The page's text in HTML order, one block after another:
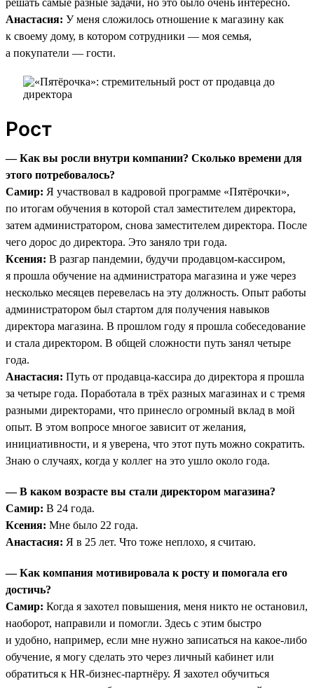
Анастасия: У меня сложилось отношение к магазину как
к своему дому, в котором сотрудники — моя семья,
а покупатели — гости.
Рост
— Как вы росли внутри компании? Сколько времени для
этого потребовалось?
Самир: Я участвовал в кадровой программе «Пятёрочки»,
по итогам обучения в которой стал заместителем директора,
затем администратором, снова заместителем директора. После
чего дорос до директора. Это заняло три года.
Ксения: В разгар пандемии, будучи продавцом-кассиром,
я прошла обучение на администратора магазина и уже через
несколько месяцев перевелась на эту должность. Опыт работы
администратором был стартом для получения навыков
директора магазина. В прошлом году я прошла собеседование
и стала директором. В общей сложности путь занял четыре
года.
Анастасия: Путь от продавца-кассира до директора я прошла
за четыре года. Поработала в трёх разных магазинах и с тремя
разными директорами, что принесло огромный вклад в мой
опыт. В этом вопросе многое зависит от желания,
инициативности, и я уверена, что этот путь можно сократить.
Знаю о случаях, когда у коллег на это ушло около года.
— В каком возрасте вы стали директором магазина?
Самир: В 24 года.
Ксения: Мне было 22 года.
Анастасия: Я в 25 лет. Что тоже неплохо, я считаю.
— Как компания мотивировала к росту и помогала его
достичь?
Самир: Когда я захотел повышения, меня никто не остановил,
наоборот, направили и помогли. Здесь с этим быстро
и удобно, например, если мне нужно записаться на какое-либо
обучение, я могу сделать это через личный кабинет или
обратиться к HR-бизнес-партнёру. Я захотел обучиться